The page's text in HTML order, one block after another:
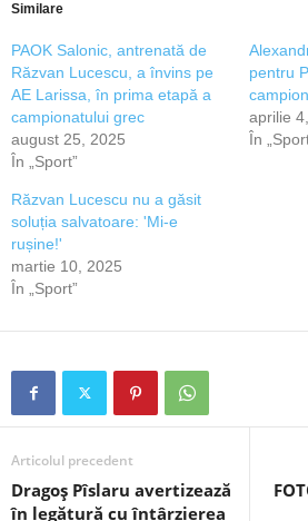
Similare
PAOK Salonic, antrenată de
Răzvan Lucescu, a învins pe
AE Larissa, în prima etapă a
campionatului grec
august 25, 2025
În „Sport”
pentru
aprilie
În
Răzvan Lucescu nu a găsit
soluția salvatoare: 'Mi-e
rușine!'
martie 10, 2025
În „Sport”
Articolul precedent
Dragoș Pîslaru avertizează
în legătură cu întârzierea